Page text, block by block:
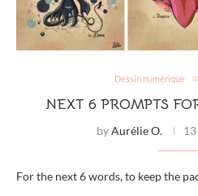
Dessin numérique
NEXT 6 PROMPTS
byAurélie O.
For the next 6 words, to keep the